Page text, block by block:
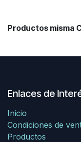
Productos misma
Enlaces de
Inicio
Condiciones de
Productos